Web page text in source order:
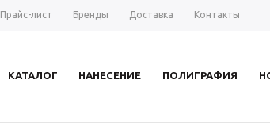
Прайс-лист Бренды Доставка Контакты
КАТАЛОГ НАНЕСЕНИЕ ПОЛИГРАФИЯ